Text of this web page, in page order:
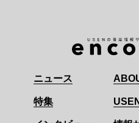
ニュース
特集